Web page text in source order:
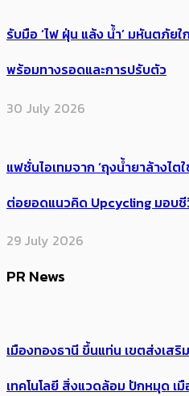
รับมือ ‘ไฟ ฝุ่น แล้ง น้ำ’ มหันตภัยใ
พร้อมทางรอดและการปรับตัว
30 July 2026
แฟชั่นไอเทมจาก ‘ถุงน้ำยาล้างไต
ต่อยอดแนวคิด Upcycling มอบชี
29 July 2026
PR News
เมืองทองธานี ขึ้นแท่น เขตส่งเส
เทคโนโลยี สิ่งแวดล้อม ปักหมุด เ